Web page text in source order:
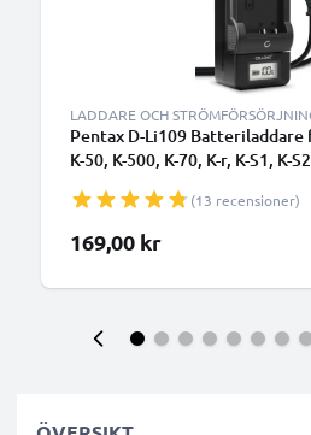
LADDARE OCH
Pentax D-Li109 Batteriladdare
K-50, K-500, K-70, K-r, K-S1, K-
(13 recensioner)
169,00 kr